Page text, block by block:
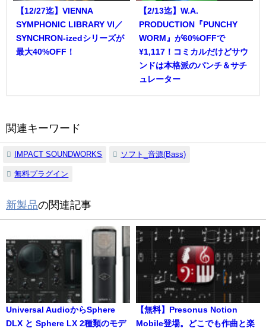
【12/27迄】VIENNA
SYMPHONIC LIBRARY VI／
SYNCHRON-izedシリーズが
最大40%OFF！
【2/13迄】W.A.
PRODUCTION『PUNCHY
WORM』が60%OFFで
¥1,117！コミカルだけどサウ
ンドは本格派のパンチ＆サチ
ュレーター
関連キーワード
IMPACT SOUNDWORKS ソフト_音源(Bass)
無料プラグイン
新製品の関連記事
Universal AudioからSphere
DLX と Sphere LX 2種類のモデ
【無料】Presonus Notion
Mobile登場。どこでも作曲と楽